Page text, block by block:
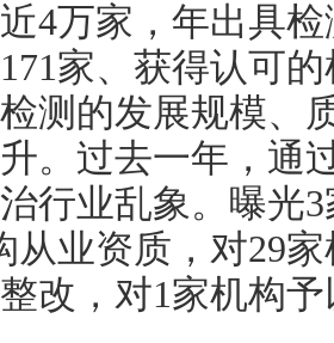
4万家，年出具
171家、获得认可
测的发展规模、
。过去一年，通
行业乱象。曝光3
从业资质，对29家
改，对1家机构